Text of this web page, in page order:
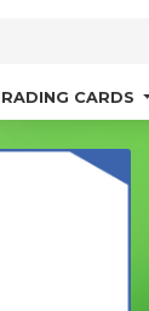
CARDS